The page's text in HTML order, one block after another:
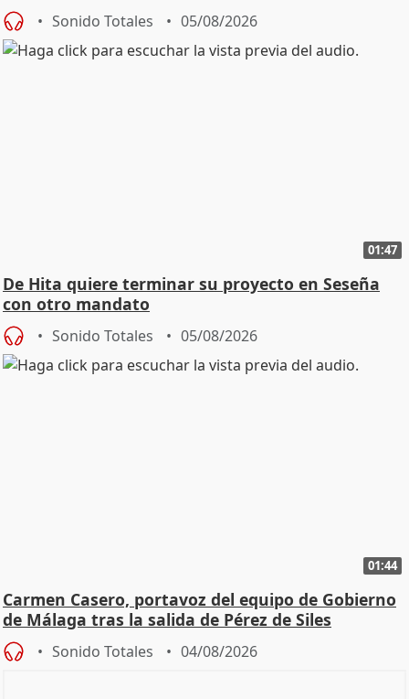
Sonido Totales 05/08/2026
01:47
De Hita quiere terminar su proyecto en Seseña
con otro mandato
Sonido Totales 05/08/2026
01:44
Carmen Casero, portavoz del equipo de Gobierno
de Málaga tras la salida de Pérez de Siles
Sonido Totales 04/08/2026